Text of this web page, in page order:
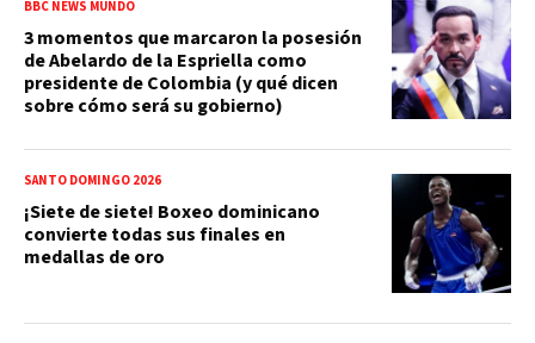
BBC NEWS MUNDO
3 momentos que marcaron la posesión
de Abelardo de la Espriella como
presidente de Colombia (y qué dicen
sobre cómo será su gobierno)
SANTO DOMINGO 2026
¡Siete de siete! Boxeo dominicano
convierte todas sus finales en
medallas de oro